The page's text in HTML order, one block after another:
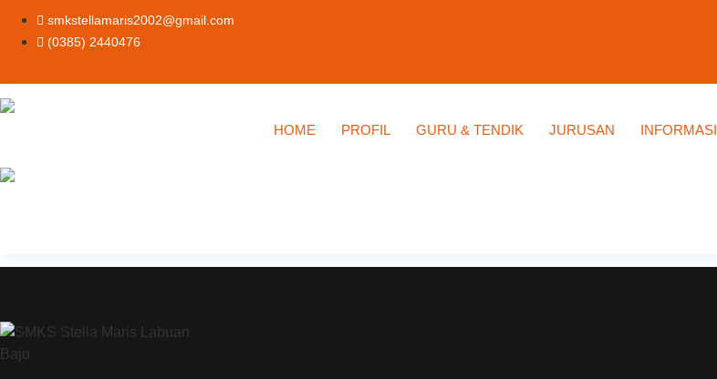
smkstellamaris2002@gmail.com
(0385) 2440476
HOME PROFIL GURU & TENDIK JURUSAN INFORMASI